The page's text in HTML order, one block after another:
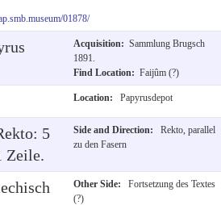
01878/
Acquisition: Sammlung Brugsch
1891.
Find Location: Faijûm (?)
Location: Papyrusdepot
5
Zeile.
Side and Direction:
Rekto, parallel
zu den Fasern
Other Side:
Fortsetzung des Textes
(?)